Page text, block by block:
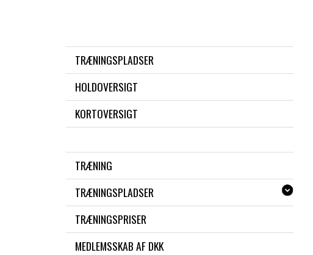
TRÆNINGSPLADSER
HOLDOVERSIGT
KORTOVERSIGT
TRÆNING
TRÆNINGSPLADSER
TRÆNINGSPRISER
MEDLEMSSKAB AF DKK